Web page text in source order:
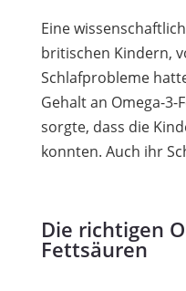
Eine
britischen Kindern,
Schlafprobleme
Gehalt an Omega-
sorgte, dass die
konnten. Auch ihr
Die richtigen
Fettsäuren